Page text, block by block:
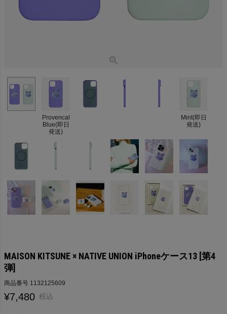
Provencal
Blue(即日
発送)
Mint(即日
発送)
MAISON KITSUNE × NATIVE UNION iPhoneケース13 [第4
弾]
商品番号 1132125609
¥7,480 税込